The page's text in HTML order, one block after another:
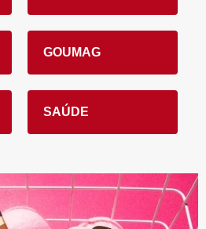
GOUMAG
SAÚDE